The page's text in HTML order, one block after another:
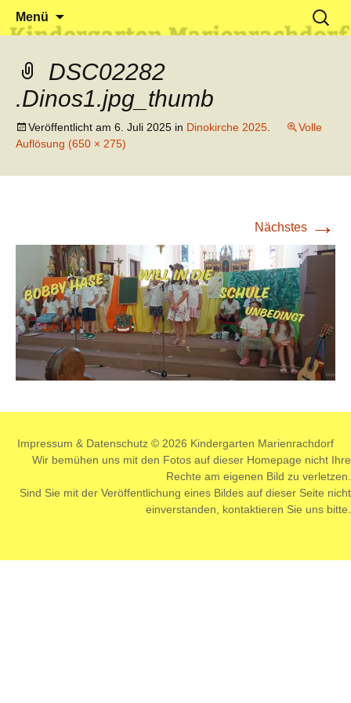
Kindergarten Marienrachdorf
Klein reingehen – Groß rauskommen
Menü
Suchen
nach:
DSC02282
.Dinos1.jpg_thumb
Veröffentlicht am 6. Juli 2025 in Dinokirche 2025
Volle
Auflösung (650 × 275)
Nächstes →
Impressum & Datenschutz © 2026 Kindergarten Marienrachdorf
Wir bemühen uns mit den Fotos auf dieser Homepage nicht Ihre
Rechte am eigenen Bild zu verletzen.
Sind Sie mit der Veröffentlichung eines Bildes auf dieser Seite nicht
einverstanden, kontaktieren Sie uns bitte.